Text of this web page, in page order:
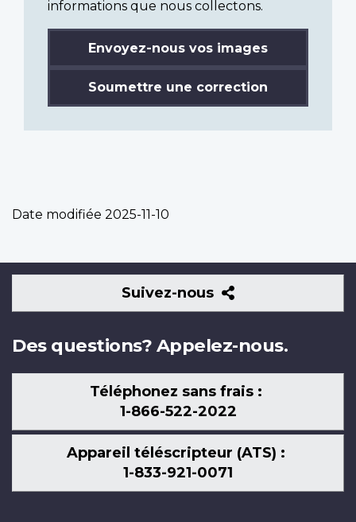
informations que nous collectons.
Envoyez-nous vos images
Soumettre une correction
Date modifiée 2025-11-10
Suivez-nous
Suivez-
nous
Des questions? Appelez-nous.
Téléphonez sans frais :
1-866-522-2022
Appareil téléscripteur (ATS) :
1-833-921-0071